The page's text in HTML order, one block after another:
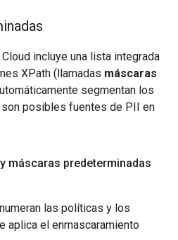
incluye una lista integrada
XPath (llamadas máscaras
segmentan los
posibles fuentes de PII en
máscaras predeterminadas
las políticas y los
aplica el enmascaramiento